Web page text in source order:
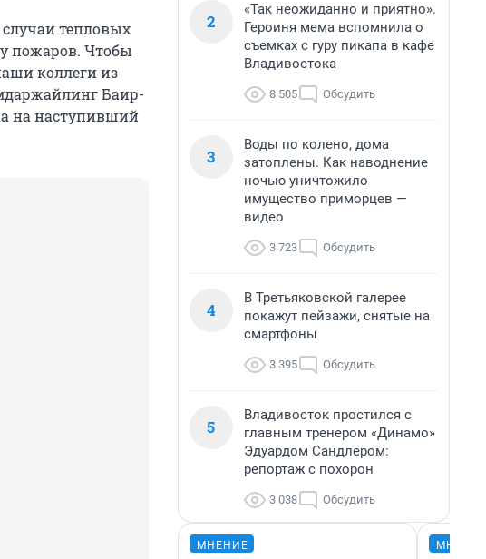
тепловых
пожаров. Чтобы
коллеги из
Баир-
на наступивший
2
«Так неожиданно и приятно».
Героиня мема вспомнила о
съемках с гуру пикапа в кафе
Владивостока
8 505 Обсудить
3
Воды по колено, дома
затоплены. Как наводнение
ночью уничтожило
имущество приморцев —
видео
3 723 Обсудить
4
В Третьяковской галерее
покажут пейзажи, снятые на
смартфоны
3 395 Обсудить
5
Владивосток простился с
главным тренером «Динамо»
Эдуардом Сандлером:
репортаж с похорон
3 038 Обсудить
МНЕНИЕ